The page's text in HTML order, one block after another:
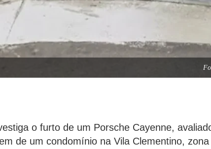
o furto de um Porsche Cayenne,
de um condomínio na Vila Clementino,